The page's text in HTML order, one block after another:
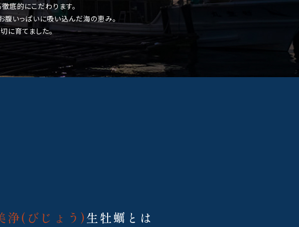
徹底的にこだわります。
腹いっぱいに吸い込んだ海の恵み。
に育てました。
浄(びじょう)生牡蠣とは